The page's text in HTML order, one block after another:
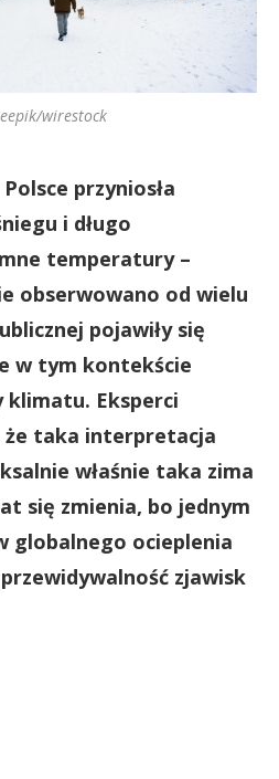
wirestock
przyniosła
i długo
temperatury –
obserwowano od wielu
pojawiły się
w tym kontekście
klimatu. Eksperci
że taka interpretacja
właśnie taka zima
się zmienia, bo jednym
globalnego ocieplenia
zjawisk